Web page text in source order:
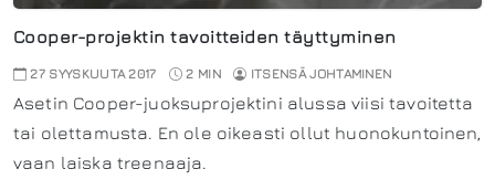
Cooper-projektin tavoitteiden täyttyminen
27 SYYSKUUTA 2017 2 MIN ITSENSÄ JOHTAMINEN
Asetin Cooper-juoksuprojektini alussa viisi tavoitetta
tai olettamusta. En ole oikeasti ollut huonokuntoinen,
vaan laiska treenaaja.